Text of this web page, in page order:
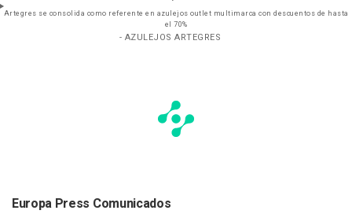
Artegres se consolida como referente en azulejos outlet multimarca con descuentos de hasta
el 70%
- AZULEJOS ARTEGRES
Europa Press Comunicados